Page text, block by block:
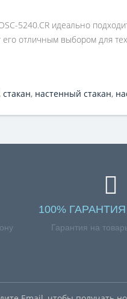
5240.CR идеально
отличным выбором для
стакан, настенный стакан,
100%
Гарантия на